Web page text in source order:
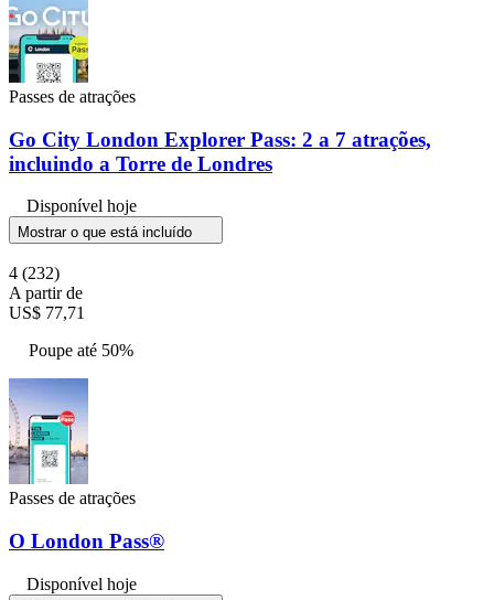
Passes de atrações
Go City London Explorer Pass: 2 a 7 atrações,
incluindo a Torre de Londres
Disponível hoje
Mostrar o que está incluído
4 (232)
A partir de
US$ 77,71
Poupe até 50%
Passes de atrações
O London Pass®
Disponível hoje